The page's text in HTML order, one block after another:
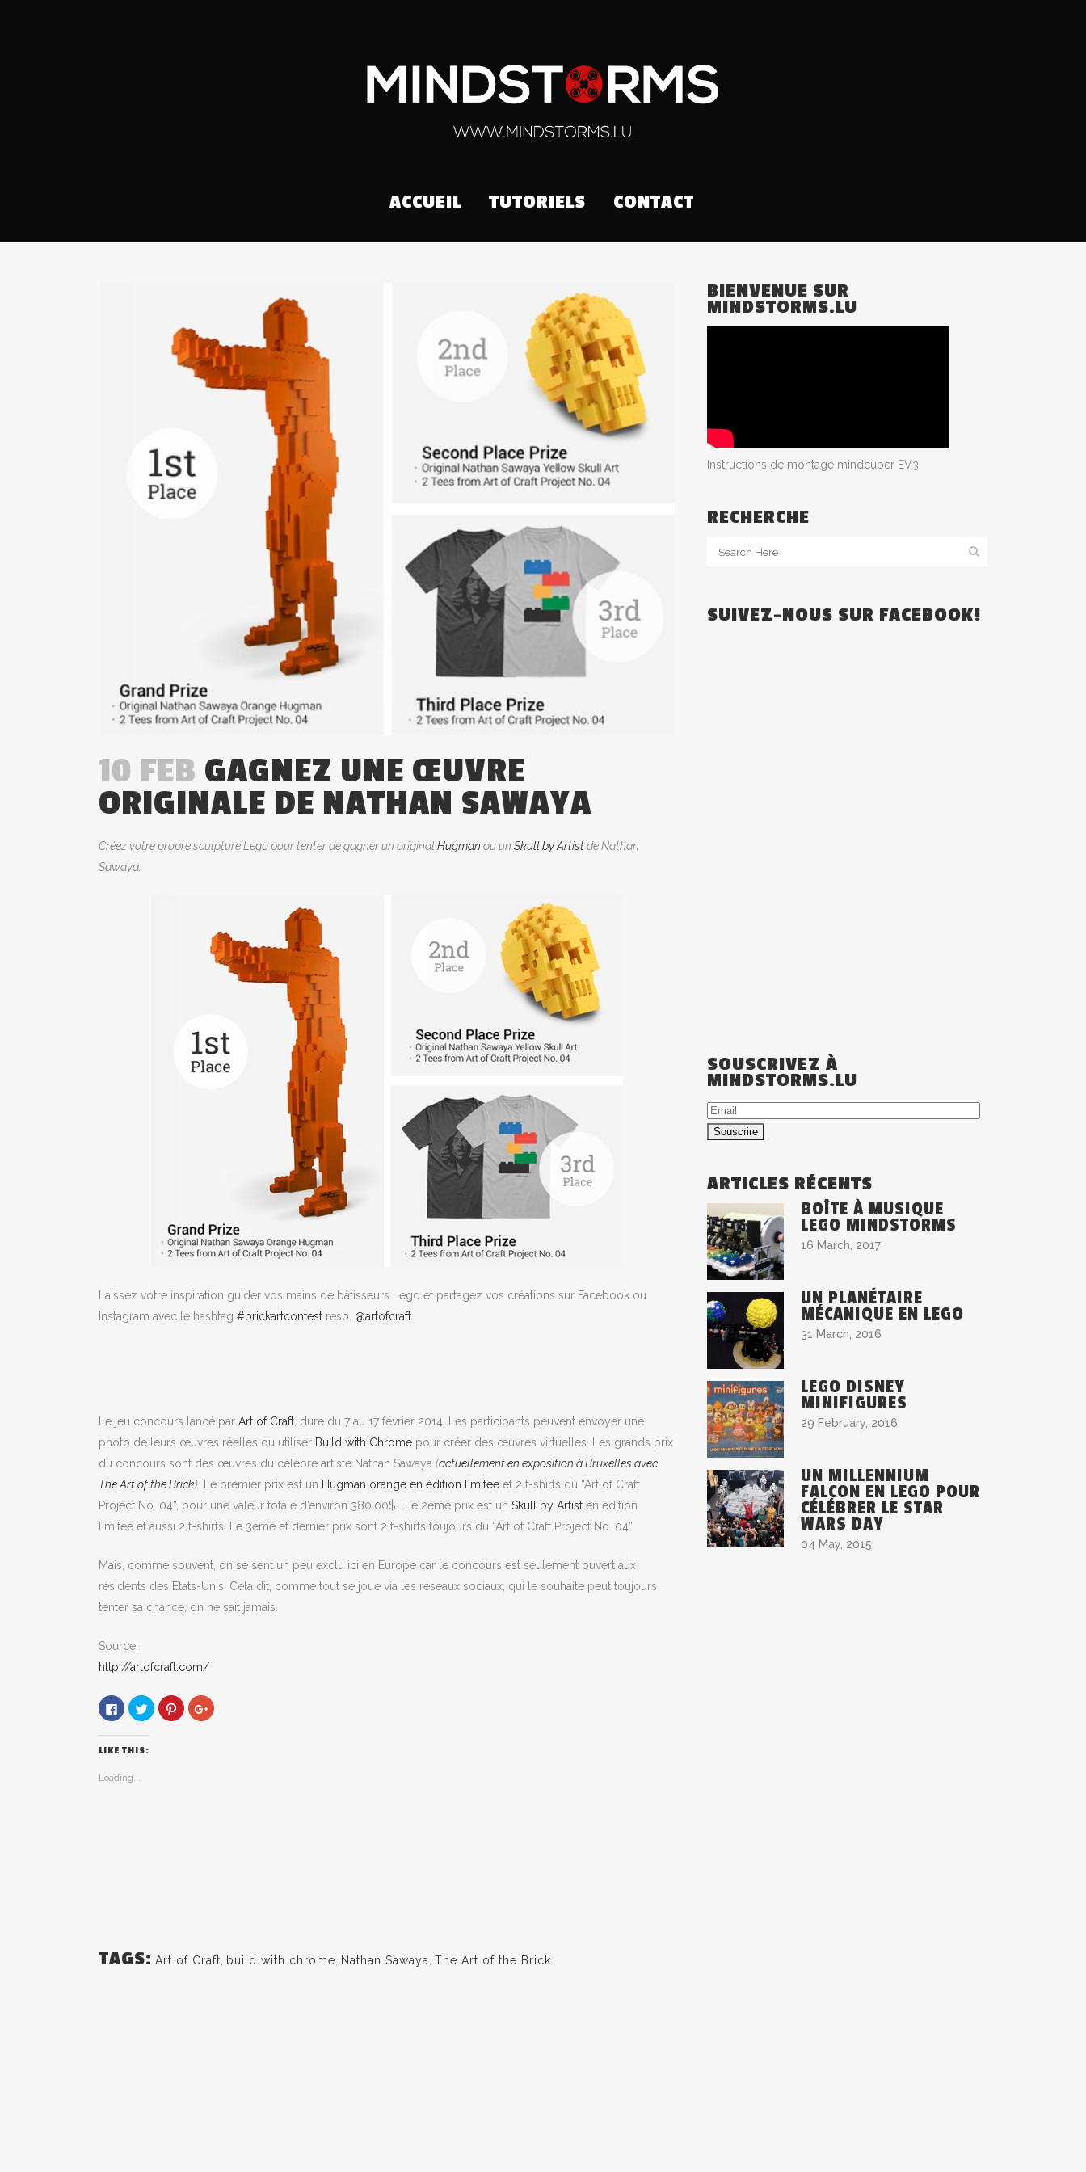
ACCUEIL TUTORIELS CONTACT
10 FEB GAGNEZ UNE ŒUVRE
ORIGINALE DE NATHAN SAWAYA
Créez votre propre sculpture Lego pour tenter de gagner un original Hugman ou un Skull by Artistde Nathan
Sawaya.
Laissez votre inspiration guider vos mains de bâtisseurs Lego et partagez vos créations sur Facebook ou
Instagram avec le hashtag #brickartcontest resp. @artofcraft
Le jeu concours lancé par Art of Craft , dure du 7 au 17 février 2014. Les participants peuvent envoyer une
photo de leurs œuvres réelles ou utiliser Build with Chrome pour créer des œuvres virtuelles. Les grands prix
du concours sont des œuvres du célèbre artiste Nathan Sawaya (actuellement en exposition à Bruxelles avec
The Art of the Brick). Le premier prix est un Hugman orange en édition limitée et 2 t-shirts du “Art of Craft
Project No. 04”, pour une valeur totale d’environ 380,00$ . Le 2ème prix est un Skull by Artist en édition
limitée et aussi 2 t-shirts. Le 3ème et dernier prix sont 2 t-shirts toujours du “Art of Craft Project No. 04”.
Mais, comme souvent, on se sent un peu exclu ici en Europe car le concours est seulement ouvert aux
résidents des Etats-Unis. Cela dit, comme tout se joue via les réseaux sociaux, qui le souhaite peut toujours
tenter sa chance, on ne sait jamais.
Source:
http://artofcraft.com/
Click
to
share
on
Facebook
(Opens
new
window)
Click
to
share
on
Click
to
share
Click
to
LIKE THIS:
Loading...
TAGS: Art of Craft build with chrome Nathan Sawaya The Art of the Brick
BIENVENUE SUR
MINDSTORMS.LU
Instructions de montage mindcuber EV3
RECHERCHE
SUIVEZ-NOUS SUR FACEBOOK!
SOUSCRIVEZ À
MINDSTORMS.LU
Email
ARTICLES RÉCENTS
BOÎTE À MUSIQUE
LEGO MINDSTORMS
16 March, 2017
UN PLANÉTAIRE
MÉCANIQUE EN LEGO
31 March, 2016
LEGO DISNEY
MINIFIGURES
29 February, 2016
UN MILLENNIUM
FALCON EN LEGO POUR
CÉLÉBRER LE STAR
WARS DAY
04 May, 2015